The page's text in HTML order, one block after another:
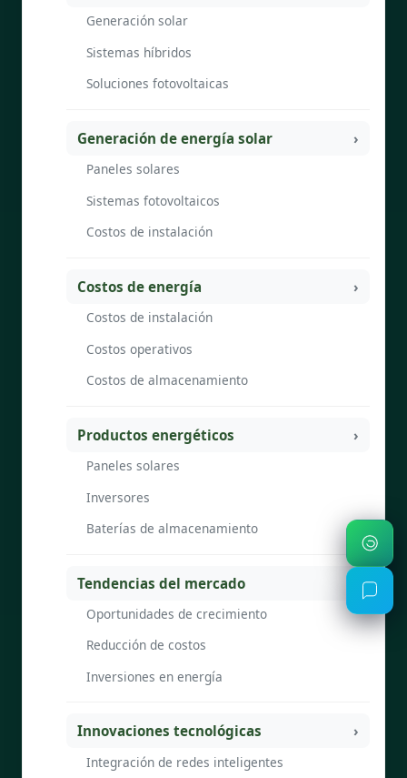
Generación solar
Sistemas híbridos
Soluciones fotovoltaicas
Generación de energía solar
Paneles solares
Sistemas fotovoltaicos
Costos de instalación
Costos de energía
Costos de instalación
Costos operativos
Costos de almacenamiento
Productos energéticos
Paneles solares
Inversores
Baterías de almacenamiento
Tendencias del mercado
Oportunidades de crecimiento
Reducción de costos
Inversiones en energía
Innovaciones tecnológicas
Integración de redes inteligentes